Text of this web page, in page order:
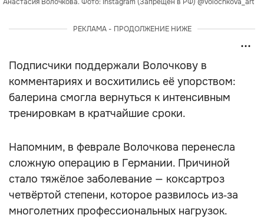
РЕКЛАМА - ПРОДОЛЖЕНИЕ НИЖЕ
Подписчики поддержали Волочкову в
комментариях и восхитились её упорством:
балерина смогла вернуться к интенсивным
тренировкам в кратчайшие сроки.
Напомним, в феврале Волочкова перенесла
сложную операцию в Германии. Причиной
стало тяжёлое заболевание — коксартроз
четвёртой степени, которое развилось из‑за
многолетних профессиональных нагрузок.